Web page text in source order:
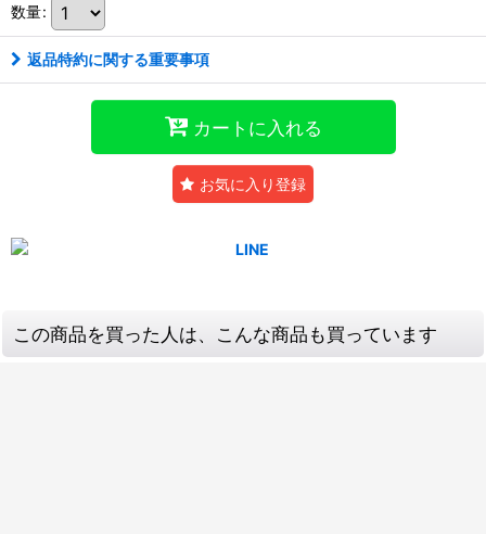
数量:
返品特約に関する重要事項
カートに入れる
お気に入り登録
この商品を買った人は、こんな商品も買っています